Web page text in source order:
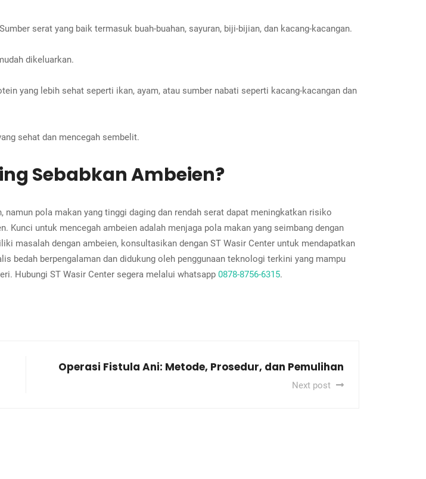
serat yang baik termasuk buah-buahan, sayuran, biji-bijian, dan kacang-kacangan.
dikeluarkan.
yang lebih sehat seperti ikan, ayam, atau sumber nabati seperti kacang-kacangan dan
sehat dan mencegah sembelit.
Sebabkan Ambeien?
pola makan yang tinggi daging dan rendah serat dapat meningkatkan risiko
Kunci untuk mencegah ambeien adalah menjaga pola makan yang seimbang dengan
masalah dengan ambeien, konsultasikan dengan ST Wasir Center untuk mendapatkan
bedah berpengalaman dan didukung oleh penggunaan teknologi terkini yang mampu
Hubungi ST Wasir Center segera melalui whatsapp 0878-8756-6315.
Operasi Fistula Ani: Metode, Prosedur, dan Pemulihan
Next post